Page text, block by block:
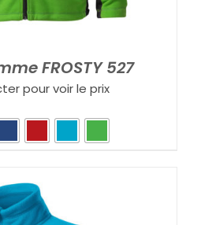
FROSTY 527
pour voir le prix